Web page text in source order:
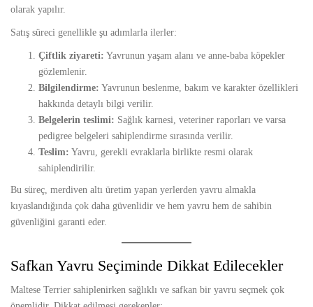
olarak yapılır.
Satış süreci genellikle şu adımlarla ilerler:
Çiftlik ziyareti: Yavrunun yaşam alanı ve anne-baba köpekler
gözlemlenir.
Bilgilendirme: Yavrunun beslenme, bakım ve karakter özellikleri
hakkında detaylı bilgi verilir.
Belgelerin teslimi: Sağlık karnesi, veteriner raporları ve varsa
pedigree belgeleri sahiplendirme sırasında verilir.
Teslim: Yavru, gerekli evraklarla birlikte resmi olarak
sahiplendirilir.
Bu süreç, merdiven altı üretim yapan yerlerden yavru almakla
kıyaslandığında çok daha güvenlidir ve hem yavru hem de sahibin
güvenliğini garanti eder.
Safkan Yavru Seçiminde Dikkat Edilecekler
Maltese Terrier sahiplenirken sağlıklı ve safkan bir yavru seçmek çok